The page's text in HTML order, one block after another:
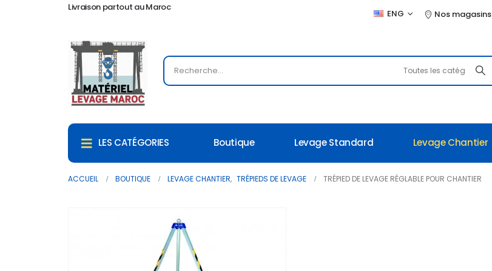
Livraison partout au Maroc
ENG Nos magasins
Toutes les catégories
LES CATÉGORIES Boutique Levage Standard Levage Chantier
ACCUEIL BOUTIQUE LEVAGE CHANTIER, TRÉPIEDS DE LEVAGE TRÉPIED DE LEVAGE RÉGLABLE POUR CHANTIER